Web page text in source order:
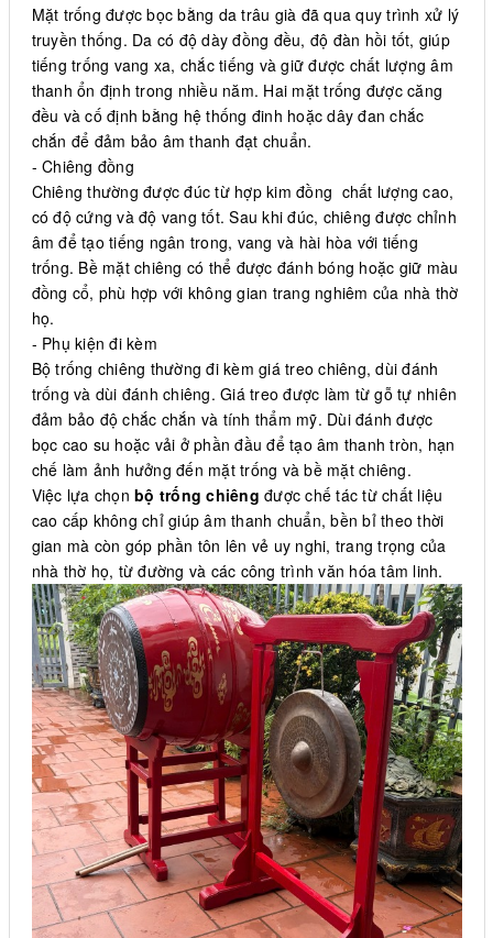
Mặt trống được bọc bằng da trâu già đã qua quy trình xử lý
truyền thống. Da có độ dày đồng đều, độ đàn hồi tốt, giúp
tiếng trống vang xa, chắc tiếng và giữ được chất lượng âm
thanh ổn định trong nhiều năm. Hai mặt trống được căng
đều và cố định bằng hệ thống đinh hoặc dây đan chắc
chắn để đảm bảo âm thanh đạt chuẩn.
- Chiêng đồng
Chiêng thường được đúc từ hợp kim đồng chất lượng cao,
có độ cứng và độ vang tốt. Sau khi đúc, chiêng được chỉnh
âm để tạo tiếng ngân trong, vang và hài hòa với tiếng
trống. Bề mặt chiêng có thể được đánh bóng hoặc giữ màu
đồng cổ, phù hợp với không gian trang nghiêm của nhà thờ
họ.
- Phụ kiện đi kèm
Bộ trống chiêng thường đi kèm giá treo chiêng, dùi đánh
trống và dùi đánh chiêng. Giá treo được làm từ gỗ tự nhiên
đảm bảo độ chắc chắn và tính thẩm mỹ. Dùi đánh được
bọc cao su hoặc vải ở phần đầu để tạo âm thanh tròn, hạn
chế làm ảnh hưởng đến mặt trống và bề mặt chiêng.
Việc lựa chọn bộ trống chiêng được chế tác từ chất liệu
cao cấp không chỉ giúp âm thanh chuẩn, bền bỉ theo thời
gian mà còn góp phần tôn lên vẻ uy nghi, trang trọng của
nhà thờ họ, từ đường và các công trình văn hóa tâm linh.